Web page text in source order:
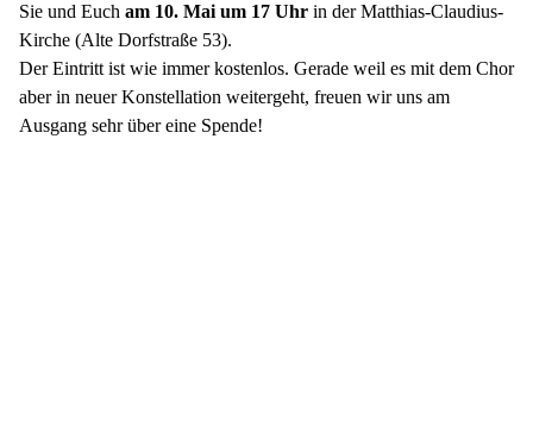
Sie und Euch am 10. Mai um 17 Uhr in der Matthias-Claudius-
Kirche (Alte Dorfstraße 53).
Der Eintritt ist wie immer kostenlos. Gerade weil es mit dem Chor
aber in neuer Konstellation weitergeht, freuen wir uns am
Ausgang sehr über eine Spende!